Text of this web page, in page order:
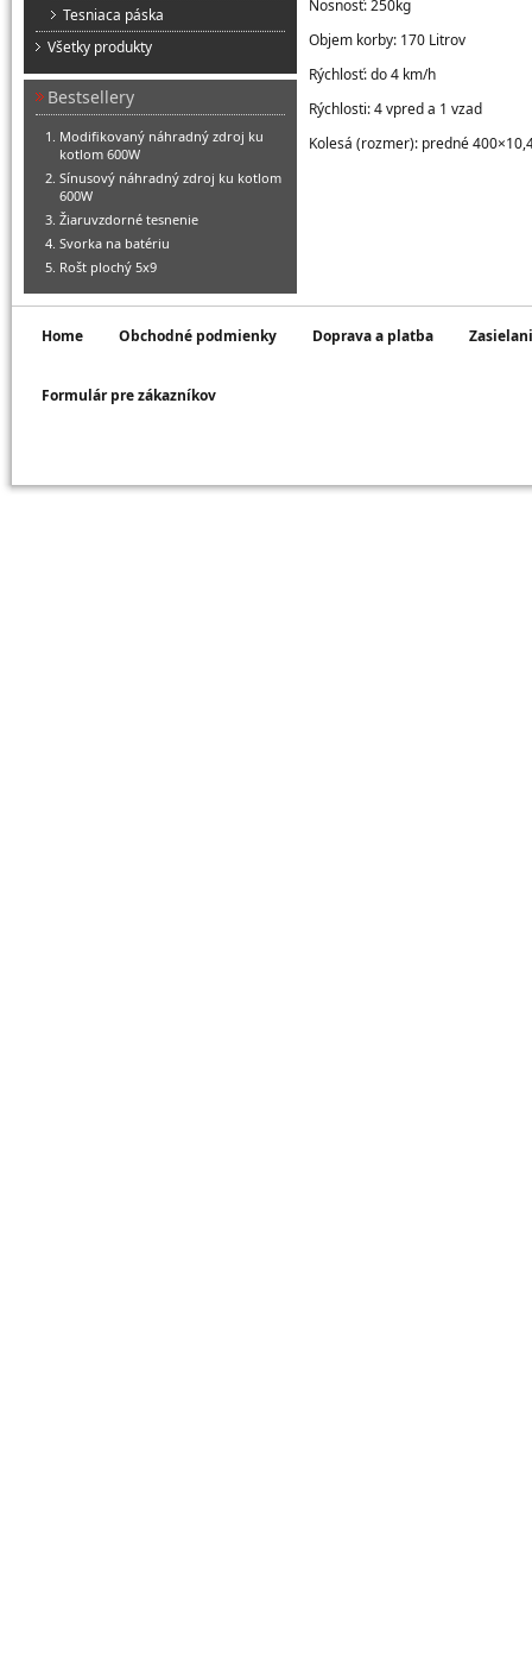
Tesniaca páska
Všetky produkty
Bestsellery
Modifikovaný náhradný zdroj ku
kotlom 600W
Sínusový náhradný zdroj ku kotlom
600W
Žiaruvzdorné tesnenie
Svorka na batériu
Rošt plochý 5x9
Nosnosť: 250kg
Objem korby: 170 Litrov
Rýchlosť: do 4 km/h
Rýchlosti: 4 vpred a 1 vzad
Kolesá (rozmer): predné
Home Obchodné podmienky Doprava a platba
Formulár pre zákazníkov